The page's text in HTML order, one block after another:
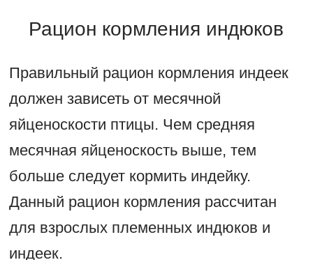
Рацион кормления индюков
Правильный рацион кормления индеек
должен зависеть от месячной
яйценоскости птицы. Чем средняя
месячная яйценоскость выше, тем
больше следует кормить индейку.
Данный рацион кормления рассчитан
для взрослых племенных индюков и
индеек.